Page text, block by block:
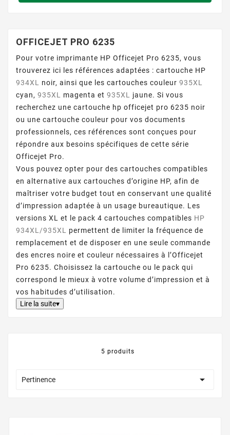
OFFICEJET PRO 6235
Pour votre imprimante HP Officejet Pro 6235, vous
trouverez ici les références adaptées : cartouche HP
934XL
noir, ainsi que les cartouches couleur 935XL
cyan, 935XL magenta et 935XL
jaune. Si vous
recherchez une cartouche hp officejet pro 6235 noir
ou une cartouche couleur pour vos documents
professionnels, ces références sont conçues pour
répondre aux besoins spécifiques de cette série
Officejet Pro.
Vous pouvez opter pour des cartouches compatibles
en alternative aux cartouches d’origine HP, afin de
maîtriser votre budget tout en conservant une qualité
d’impression adaptée à un usage bureautique. Les
versions XL et le pack 4 cartouches compatibles HP
934XL/935XL
permettent de limiter la fréquence de
remplacement et de disposer en une seule commande
des encres noire et couleur nécessaires à l’Officejet
Pro 6235. Choisissez la cartouche ou le pack qui
correspond le mieux à votre volume d’impression et à
vos habitudes d’utilisation.
Lire la suite▾
5 produits
Pertinence 